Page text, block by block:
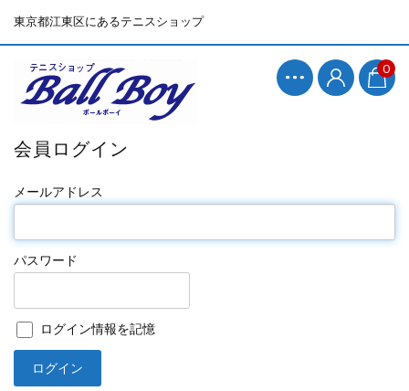
東京都江東区にあるテニスショップ
0
会員ログイン
メールアドレス
パスワード
ログイン情報を記憶